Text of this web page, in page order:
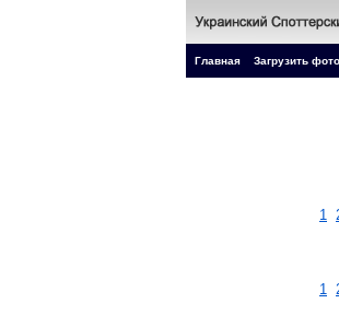
Главная Загрузить фото
1
1